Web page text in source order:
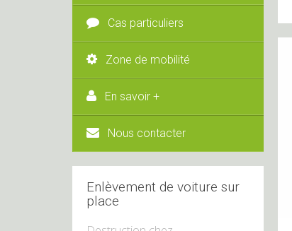
Cas particuliers
Zone de mobilité
En savoir +
Nous contacter
Enlèvement de voiture sur
place